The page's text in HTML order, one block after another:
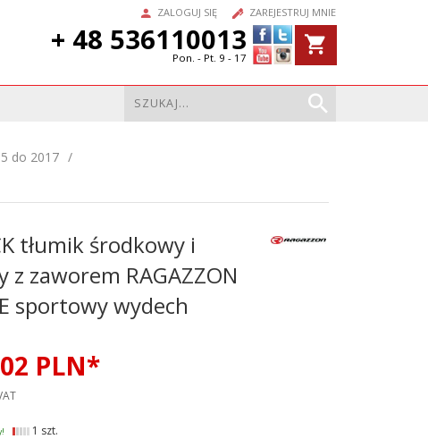
ZALOGUJ SIĘ ZAREJESTRUJ MNIE
+ 48 536110013
Pon. - Pt. 9 - 17
do 2017
tłumik środkowy i
z zaworem RAGAZZON
sportowy wydech
02 PLN*
1 szt.